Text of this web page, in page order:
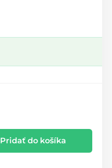
Pridať do košíka